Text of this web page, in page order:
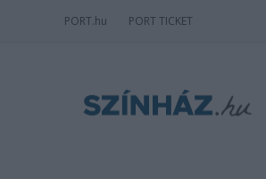
PORT.hu PORT TICKET